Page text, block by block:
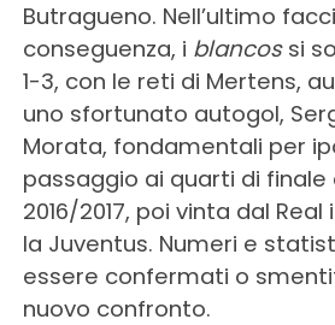
Butragueno. Nell’ultimo
conseguenza, i blancossi
1-3, con le reti di Mertens,
uno sfortunato autogol,
Morata, fondamentali per
passaggio ai quarti di finale
2016/2017, poi vinta dal
la Juventus. Numeri e
essere confermati o
nuovo confronto.